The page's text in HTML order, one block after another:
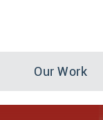
Our Work